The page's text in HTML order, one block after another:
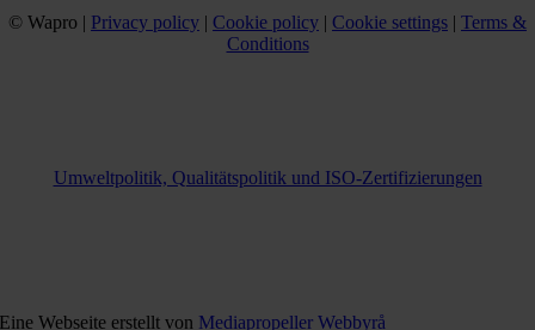
© Wapro | Privacy policy | Cookie policy | Cookie settings | Terms &
Conditions
Umweltpolitik, Qualitätspolitik und ISO-Zertifizierungen
Eine Webseite erstellt von Mediapropeller Webbyrå